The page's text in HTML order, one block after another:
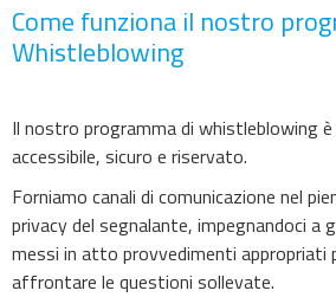
Come funziona il nostro
Whistleblowing
Il nostro programma di whistleblowing
accessibile, sicuro e riservato.
Forniamo canali di comunicazione nel
privacy del segnalante, impegnandoci a
messi in atto provvedimenti appropriati
affrontare le questioni sollevate.